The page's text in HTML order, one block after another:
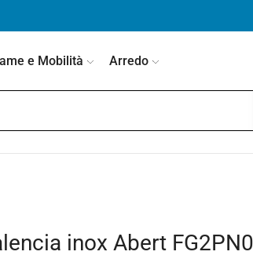
e Mobilità Arredo
inox Abert